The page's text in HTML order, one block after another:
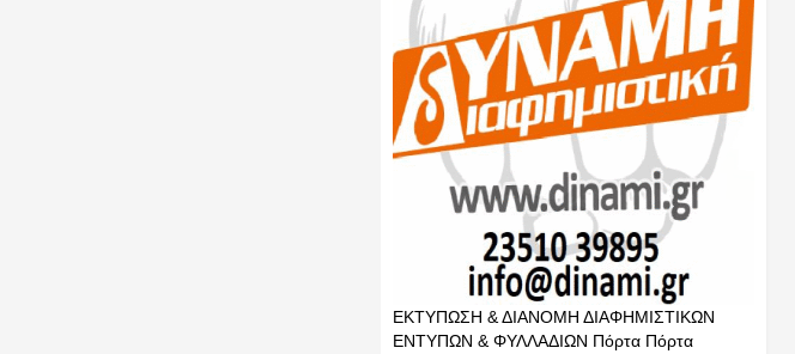
ΕΚΤΥΠΩΣΗ & ΔΙΑΝΟΜΗ ΔΙΑΦΗΜΙΣΤΙΚΩΝ
ΕΝΤΥΠΩΝ & ΦΥΛΛΑΔΙΩΝ Πόρτα Πόρτα